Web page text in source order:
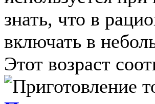
знать, что в
включать в
Этот возраст